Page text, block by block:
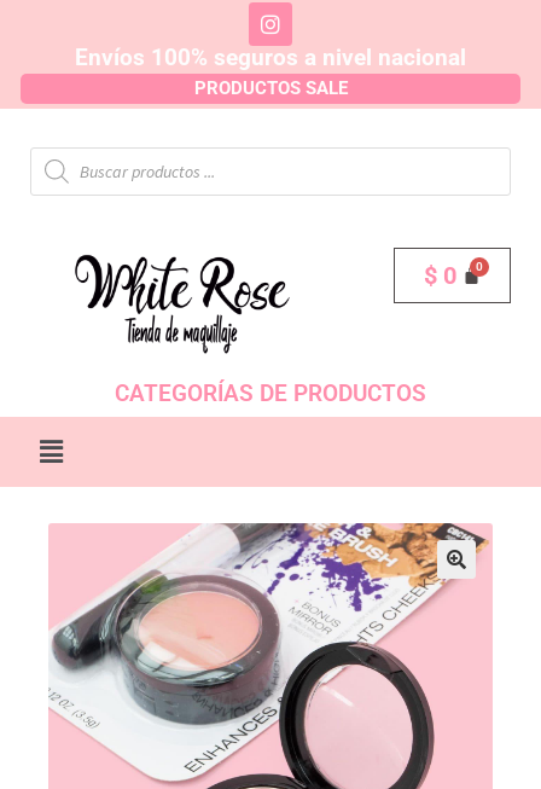
Envíos 100% seguros a nivel nacional
PRODUCTOS SALE
$ 0
CATEGORÍAS DE PRODUCTOS